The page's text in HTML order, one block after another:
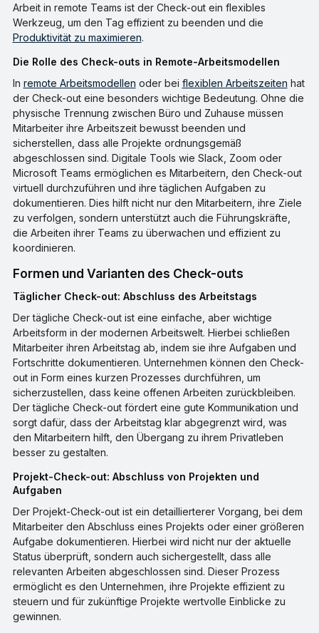
Arbeit in remote Teams ist der Check-out ein flexibles
Werkzeug, um den Tag effizient zu beenden und die
Produktivität zu maximieren.
Die Rolle des Check-outs in Remote-Arbeitsmodellen
In remote Arbeitsmodellen oder bei flexiblen Arbeitszeiten hat
der Check-out eine besonders wichtige Bedeutung. Ohne die
physische Trennung zwischen Büro und Zuhause müssen
Mitarbeiter ihre Arbeitszeit bewusst beenden und
sicherstellen, dass alle Projekte ordnungsgemäß
abgeschlossen sind. Digitale Tools wie Slack, Zoom oder
Microsoft Teams ermöglichen es Mitarbeitern, den Check-out
virtuell durchzuführen und ihre täglichen Aufgaben zu
dokumentieren. Dies hilft nicht nur den Mitarbeitern, ihre Ziele
zu verfolgen, sondern unterstützt auch die Führungskräfte,
die Arbeiten ihrer Teams zu überwachen und effizient zu
koordinieren.
Formen und Varianten des Check-outs
Täglicher Check-out: Abschluss des Arbeitstags
Der tägliche Check-out ist eine einfache, aber wichtige
Arbeitsform in der modernen Arbeitswelt. Hierbei schließen
Mitarbeiter ihren Arbeitstag ab, indem sie ihre Aufgaben und
Fortschritte dokumentieren. Unternehmen können den Check-
out in Form eines kurzen Prozesses durchführen, um
sicherzustellen, dass keine offenen Arbeiten zurückbleiben.
Der tägliche Check-out fördert eine gute Kommunikation und
sorgt dafür, dass der Arbeitstag klar abgegrenzt wird, was
den Mitarbeitern hilft, den Übergang zu ihrem Privatleben
besser zu gestalten.
Projekt-Check-out: Abschluss von Projekten und
Aufgaben
Der Projekt-Check-out ist ein detaillierterer Vorgang, bei dem
Mitarbeiter den Abschluss eines Projekts oder einer größeren
Aufgabe dokumentieren. Hierbei wird nicht nur der aktuelle
Status überprüft, sondern auch sichergestellt, dass alle
relevanten Arbeiten abgeschlossen sind. Dieser Prozess
ermöglicht es den Unternehmen, ihre Projekte effizient zu
steuern und für zukünftige Projekte wertvolle Einblicke zu
gewinnen.